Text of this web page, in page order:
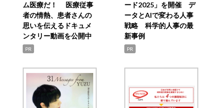
ム医療だ！ 医療従事
者の情熱、患者さんの
思いを伝えるドキュメ
ンタリー動画を公開中
PR
ード2025」を開催 デ
ータとAIで変わる人事
戦略 科学的人事の最
新事例
PR